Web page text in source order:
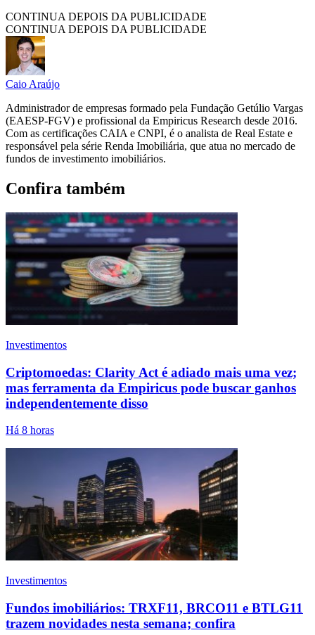
CONTINUA DEPOIS DA PUBLICIDADE
CONTINUA DEPOIS DA PUBLICIDADE
Caio Araújo
Administrador de empresas formado pela Fundação Getúlio Vargas
(EAESP-FGV) e profissional da Empiricus Research desde 2016.
Com as certificações CAIA e CNPI, é o analista de Real Estate e
responsável pela série Renda Imobiliária, que atua no mercado de
fundos de investimento imobiliários.
Confira também
Investimentos
Criptomoedas: Clarity Act é adiado mais uma vez;
mas ferramenta da Empiricus pode buscar ganhos
independentemente disso
Há 8 horas
Investimentos
Fundos imobiliários: TRXF11, BRCO11 e BTLG11
trazem novidades nesta semana; confira